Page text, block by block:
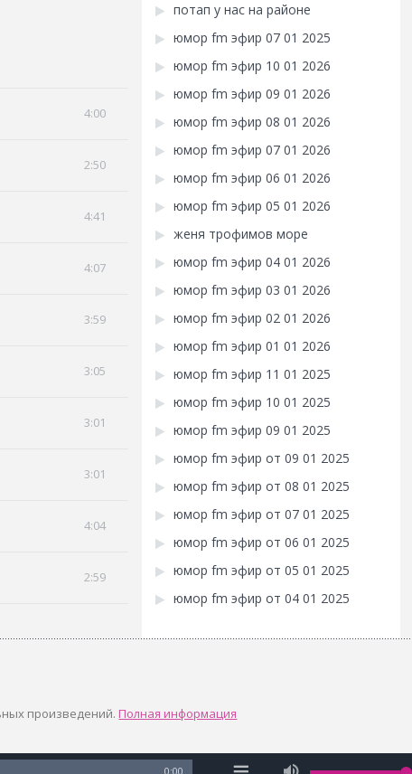
4:00
2:50
4:41
4:07
3:59
3:05
3:01
3:01
4:04
2:59
потап у нас на районе
юмор fm эфир 07 01 2025
юмор fm эфир 10 01 2026
юмор fm эфир 09 01 2026
юмор fm эфир 08 01 2026
юмор fm эфир 07 01 2026
юмор fm эфир 06 01 2026
юмор fm эфир 05 01 2026
женя трофимов море
юмор fm эфир 04 01 2026
юмор fm эфир 03 01 2026
юмор fm эфир 02 01 2026
юмор fm эфир 01 01 2026
юмор fm эфир 11 01 2025
юмор fm эфир 10 01 2025
юмор fm эфир 09 01 2025
юмор fm эфир от 09 01 2025
юмор fm эфир от 08 01 2025
юмор fm эфир от 07 01 2025
юмор fm эфир от 06 01 2025
юмор fm эфир от 05 01 2025
юмор fm эфир от 04 01 2025
произведений.Полная информация
0:00